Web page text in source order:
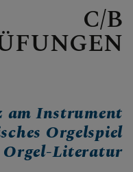
C/B
am Instrument
Orgelspiel
Orgel-Literatur